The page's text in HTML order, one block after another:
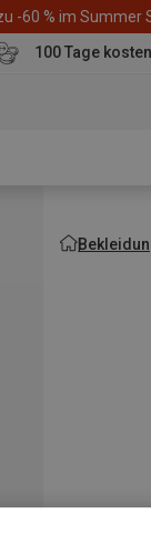
-60 % im Summer
100 Tage